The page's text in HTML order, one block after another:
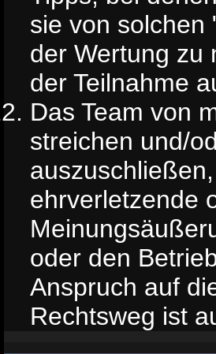
sie von solchen
der Wertung zu
der Teilnahme
Das Team von
streichen und/
ehrverletzende
oder den
Anspruch auf
Rechtsweg ist